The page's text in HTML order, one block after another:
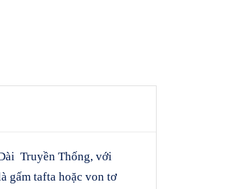
Truyền Thống, với
gấm tafta hoặc von tơ